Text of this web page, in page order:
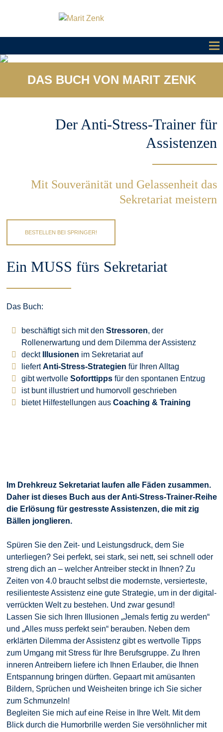
DAS BUCH VON MARIT ZENK
Der Anti-Stress-Trainer für
Assistenzen
Mit Souveränität und Gelassenheit das
Sekretariat meistern
BESTELLEN BEI SPRINGER!
Ein MUSS fürs Sekretariat
Das Buch:
beschäftigt sich mit den Stressoren, der
Rollenerwartung und dem Dilemma der Assistenz
deckt
Illusionen im Sekretariat auf
liefertAnti-Stress-Strategien für Ihren Alltag
gibt wertvolle Soforttippsfür den spontanen Entzug
ist bunt illustriert und humorvoll geschrieben
bietet Hilfestellungen aus Coaching & Training
Im Drehkreuz Sekretariat laufen alle Fäden zusammen.
Daher ist dieses Buch aus der Anti-Stress-Trainer-Reihe
die Erlösung für gestresste Assistenzen, die mit zig
Bällen jonglieren.
Spüren Sie den Zeit- und Leistungsdruck, dem Sie
unterliegen? Sei perfekt, sei stark, sei nett, sei schnell oder
streng dich an – welcher Antreiber steckt in Ihnen? Zu
Zeiten von 4.0 braucht selbst die modernste, versierteste,
resilienteste Assistenz eine gute Strategie, um in der digital-
verrückten Welt zu bestehen. Und zwar gesund!
Lassen Sie sich Ihren Illusionen „Jemals fertig zu werden“
und „Alles muss perfekt sein“ berauben. Neben dem
erklärten Dilemma der Assistenz gibt es wertvolle Tipps
zum Umgang mit Stress für Ihre Berufsgruppe. Zu Ihren
inneren Antreibern liefere ich Ihnen Erlauber, die Ihnen
Entspannung bringen dürften. Gepaart mit amüsanten
Bildern, Sprüchen und Weisheiten bringe ich Sie sicher
zum Schmunzeln!
Begleiten Sie mich auf eine Reise in Ihre Welt. Mit dem
Blick durch die Humorbrille werden Sie versöhnlicher mit